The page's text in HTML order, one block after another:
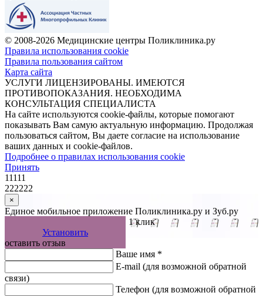
© 2008-2026 Медицинские центры Поликлиника.ру
Правила использования cookie
Правила пользования сайтом
Карта сайта
УСЛУГИ ЛИЦЕНЗИРОВАНЫ. ИМЕЮТСЯ
ПРОТИВОПОКАЗАНИЯ. НЕОБХОДИМА
КОНСУЛЬТАЦИЯ СПЕЦИАЛИСТА
На сайте используются cookie-файлы, которые помогают
показывать Вам самую актуальную информацию. Продолжая
пользоваться сайтом, Вы даете согласие на использование
ваших данных и cookie-файлов.
Подробнее о правилах использования cookie
Принять
11111
222222
×
Единое мобильное приложение Поликлиника.ру и Зуб.ру
Управляйте записью к врачу в 1 клик
Установить
оставить отзыв
Ваше имя *
E-mail (для возможной обратной
связи)
Телефон (для возможной обратной